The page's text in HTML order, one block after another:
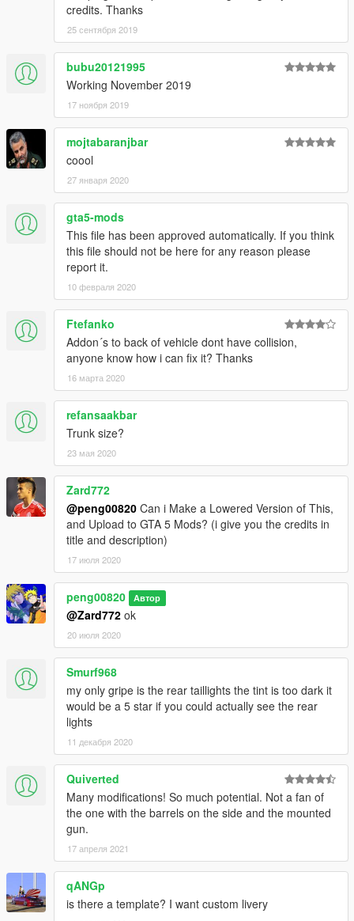
credits. Thanks
25 сентября 2019
bubu20121995
Working November 2019
17 ноября 2019
mojtabaranjbar
coool
27 января 2020
gta5-mods
This file has been approved automatically. If you think
this file should not be here for any reason please
report it.
10 февраля 2020
Ftefanko
Addon´s to back of vehicle dont have collision,
anyone know how i can fix it? Thanks
16 марта 2020
refansaakbar
Trunk size?
23 мая 2020
Zard772
@peng00820 Can i Make a Lowered Version of This,
and Upload to GTA 5 Mods? (i give you the credits in
title and description)
17 июля 2020
peng00820 Автор
@Zard772 ok
20 июля 2020
Smurf968
my only gripe is the rear taillights the tint is too dark it
would be a 5 star if you could actually see the rear
lights
11 декабря 2020
Quiverted
Many modifications! So much potential. Not a fan of
the one with the barrels on the side and the mounted
gun.
17 апреля 2021
qANGp
is there a template? I want custom livery